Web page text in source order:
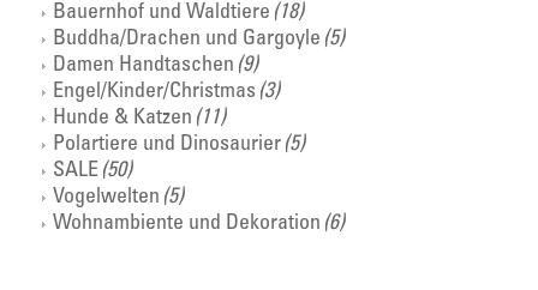
Bauernhof und Waldtiere (18)
Buddha/Drachen und Gargoyle (5)
Damen Handtaschen (9)
Engel/Kinder/Christmas (3)
Hunde & Katzen (11)
Polartiere und Dinosaurier (5)
SALE (50)
Vogelwelten (5)
Wohnambiente und Dekoration (6)